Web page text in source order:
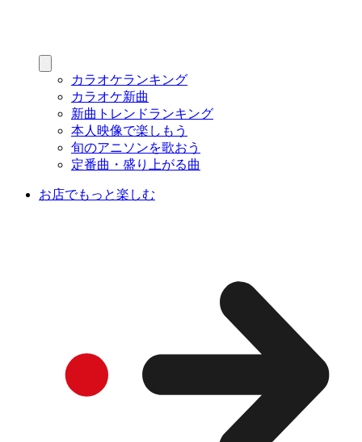
カラオケランキング
カラオケ新曲
新曲トレンドランキング
本人映像で楽しもう
旬のアニソンを歌おう
定番曲・盛り上がる曲
お店でもっと楽しむ